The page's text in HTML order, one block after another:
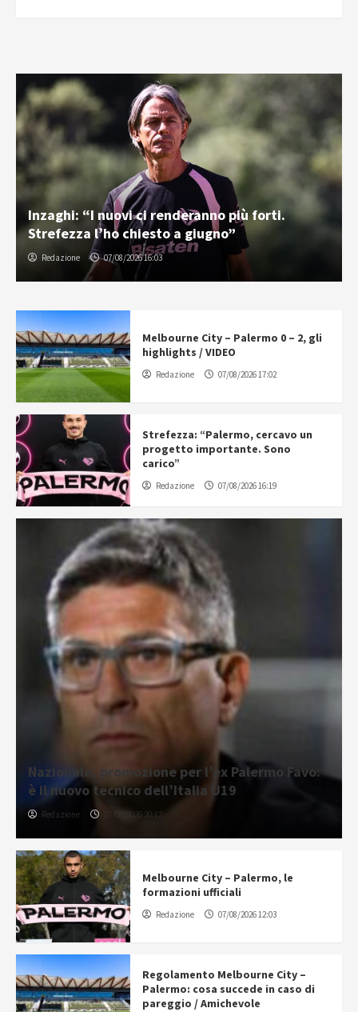
Inzaghi: “I nuovi ci renderanno più forti.
Strefezza l’ho chiesto a giugno”
Redazione 07/08/2026 16:03
Melbourne City – Palermo 0 – 2, gli
highlights / VIDEO
Redazione 07/08/2026 17:02
Strefezza: “Palermo, cercavo un
progetto importante. Sono
carico”
Redazione 07/08/2026 16:19
Nazionale, promozione per l’ex Palermo Favo:
è il nuovo tecnico dell’Italia U19
Redazione 07/08/2026 20:12
Melbourne City – Palermo, le
formazioni ufficiali
Redazione 07/08/2026 12:03
Regolamento Melbourne City –
Palermo: cosa succede in caso di
pareggio / Amichevole